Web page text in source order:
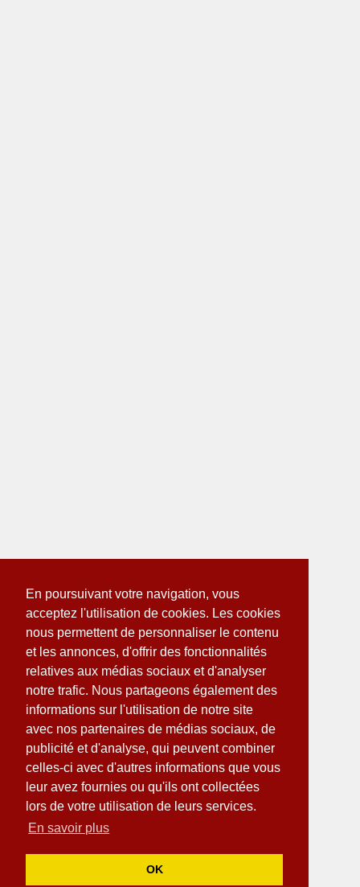
En poursuivant votre navigation, vous
acceptez l'utilisation de cookies. Les cookies
nous permettent de personnaliser le contenu
et les annonces, d'offrir des fonctionnalités
relatives aux médias sociaux et d'analyser
notre trafic. Nous partageons également des
informations sur l'utilisation de notre site
avec nos partenaires de médias sociaux, de
publicité et d'analyse, qui peuvent combiner
celles-ci avec d'autres informations que vous
leur avez fournies ou qu'ils ont collectées
lors de votre utilisation de leurs services.
En savoir plus
OK